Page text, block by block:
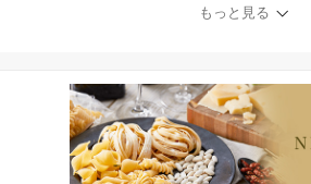
giano Reggiano Powder
Fiordimaso FDM 粉チー
サラダ ピッツァ ピザ 業
務用 大容量
もっと見る